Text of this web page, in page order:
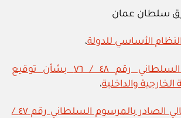
سلطان عمان
الأساسي للدولة،
المرسوم السلطاني رقم ٤٨ / ٧٦ بشأن توقيع
الخارجية والداخلية،
القانون المالي الصادر بالمرسوم السلطاني رقم ٤٧ /